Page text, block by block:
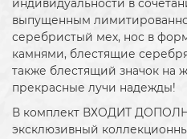
индивидуальности в
выпущенным
серебристый мех, нос в
камнями, блестящие
также блестящий значок на
прекрасные лучи надежды!
В комплект ВХОДИТ
эксклюзивный